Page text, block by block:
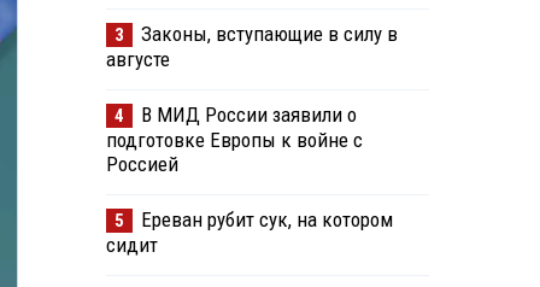
3
Законы, вступающие в силу в
августе
4
В МИД России заявили о
подготовке Европы к войне с
Россией
5
Ереван рубит сук, на котором
сидит